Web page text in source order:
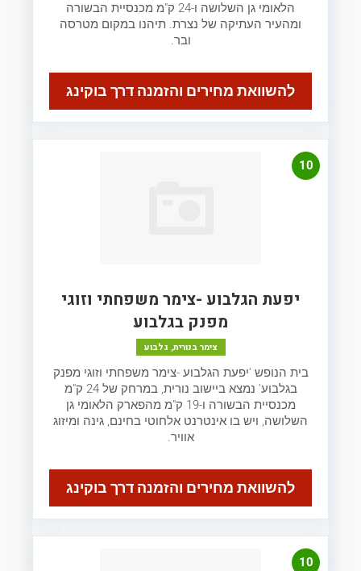
הלאומי גן השלושה ו-24 ק"מ מכנסיית הבשורה
ומהעיר העתיקה של נצרת. תיהנו במקום מטרסה
ובר.
להשוואת מחירים והזמנה דרך בוקינג
10
יפעת הגלבוע -צימר משפחתי וזוגי
מפנק בגלבוע
צימר בנורית, גלבוע
בית הנופש 'יפעת הגלבוע -צימר משפחתי וזוגי מפנק
בגלבוע' נמצא ביישוב נורית, במרחק של 24 ק"מ
מכנסיית הבשורה ו-19 ק"מ מהפארק הלאומי גן
השלושה, ויש בו אינטרנט אלחוטי בחינם, גינה ומיזוג
אוויר.
להשוואת מחירים והזמנה דרך בוקינג
10